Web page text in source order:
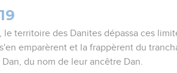
le territoire des Danites dépassa ces
s'en emparèrent et la frappèrent du
Dan, du nom de leur ancêtre Dan.